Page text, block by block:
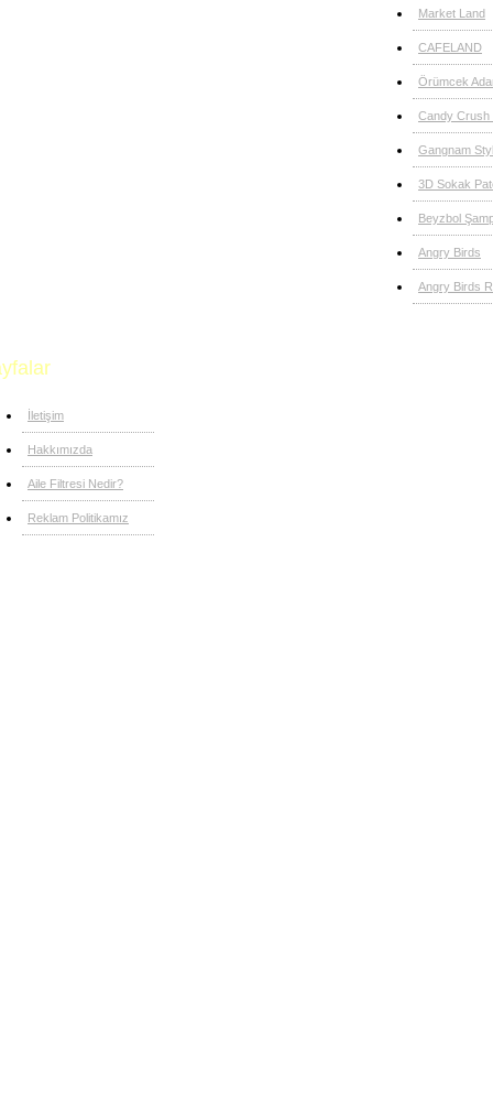
Market Land
CAFELAND
Örümcek
Candy Crush
Gangnam
3D Sokak
Beyzbol
Angry Birds
Angry Birds
İletişim
Hakkımızda
Aile Filtresi Nedir?
Reklam Politikamız